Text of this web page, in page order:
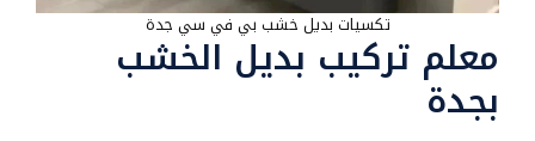
تكسيات بديل خشب بي في سي جدة
معلم تركيب بديل الخشب
بجدة